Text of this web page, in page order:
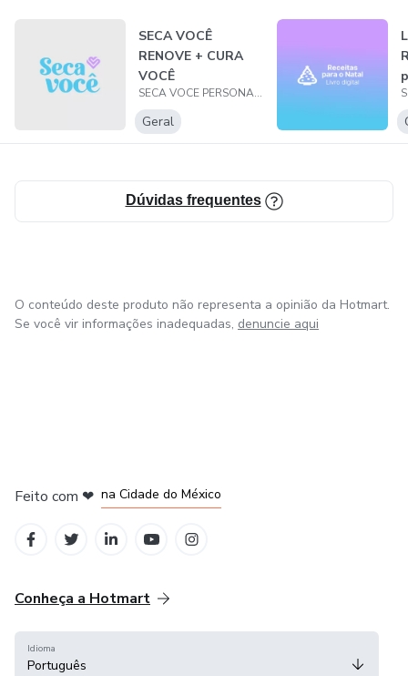
SECA VOCÊ
RENOVE + CURA
VOCÊ
SECA VOCE PERSONALITTE LTDA
Geral
Dúvidas frequentes
O conteúdo deste produto não representa a opinião da Hotmart.
Se você vir informações inadequadas, denuncie aqui
Feito com ❤ na Cidade do México
Conheça a Hotmart
Idioma
Português